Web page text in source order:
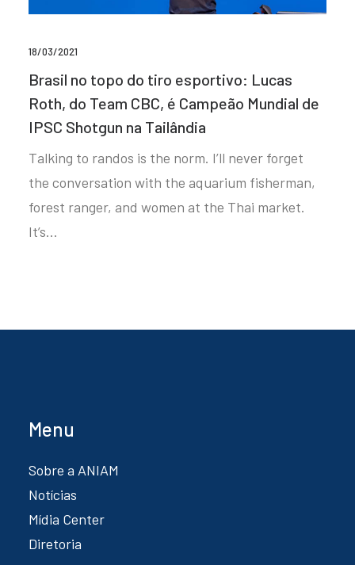
18/03/2021
Brasil no topo do tiro esportivo: Lucas
Roth, do Team CBC, é Campeão Mundial de
IPSC Shotgun na Tailândia
Talking to randos is the norm. I’ll never forget
the conversation with the aquarium fisherman,
forest ranger, and women at the Thai market.
It’s…
Menu
Sobre a ANIAM
Notícias
Mídia Center
Diretoria